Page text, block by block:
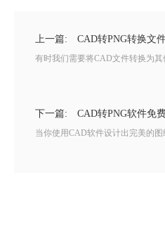
上一篇: CAD转PNG转换文
有时我们需要将CAD文件转换为
下一篇: CAD转PNG软件免
当你使用CAD软件设计出完美的